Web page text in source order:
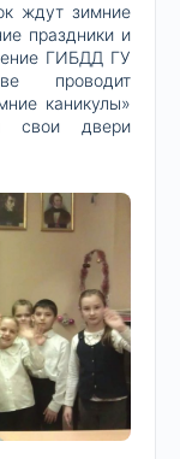
ждут зимние
праздники и
ГИБДД ГУ
проводит
каникулы»
свои двери